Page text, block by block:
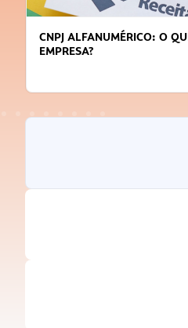
CNPJ ALFANUMÉRICO: O
EMPRESA?